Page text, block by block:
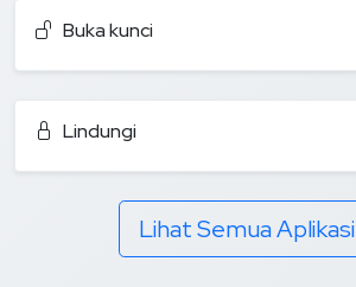
Buka kunci
Lindungi
Lihat Semua Aplikasi